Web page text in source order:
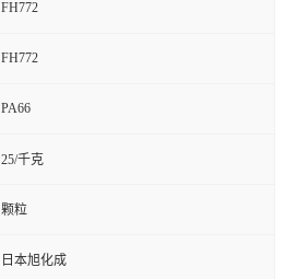
FH772
FH772
PA66
25/千克
颗粒
日本旭化成